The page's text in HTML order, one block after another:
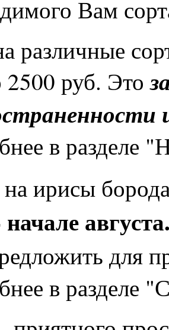
Вам
различные
2500 руб. Это
в разделе
на ирисы
для
в разделе